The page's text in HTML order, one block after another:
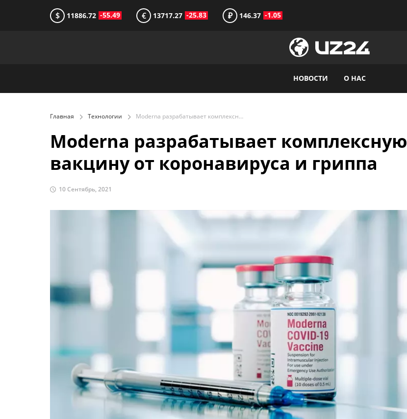
$ 11886.72 -55.49 € 13717.27 -25.83 ₽ 146.37 -1.05
НОВОСТИ О НАС
Главная Технологии Moderna разрабатывает комплексную вакцину от коронавируса и гриппа
Moderna разрабатывает комплексную
вакцину от коронавируса и гриппа
10 Сентябрь, 2021